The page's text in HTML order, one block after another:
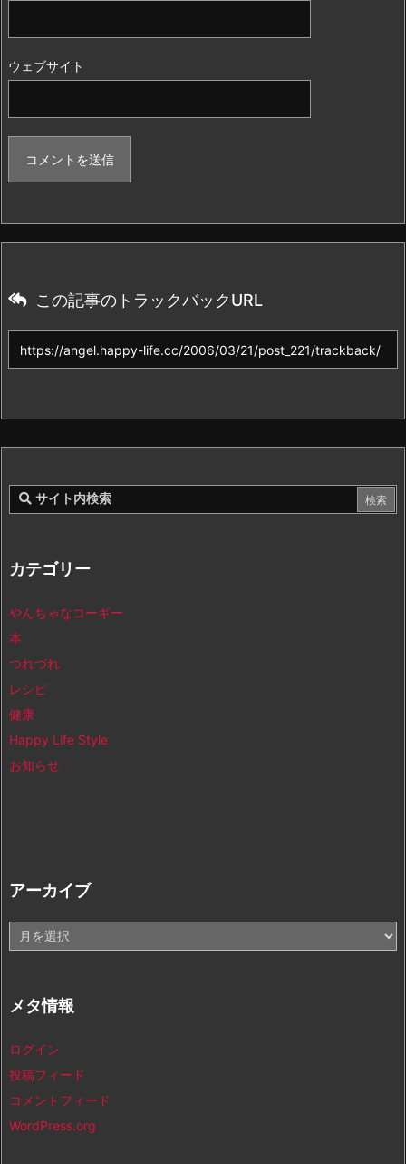
ウェブサイト
この記事のトラックバックURL
カテゴリー
やんちゃなコーギー
本
つれづれ
レシピ
健康
Happy Life Style
お知らせ
アーカイブ
ー
ブ
メタ情報
ログイン
投稿フィード
コメントフィード
WordPress.org